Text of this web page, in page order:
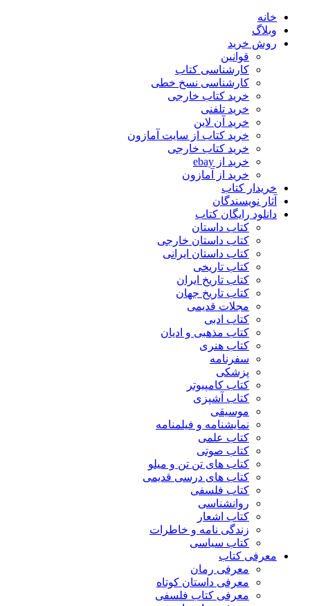
خانه
وبلاگ
روش خرید
قوانین
کارشناسی کتاب
کارشناسی نسخ خطی
خرید کتاب خارجی
خرید تلفنی
خرید آن لاین
خرید کتاب از سایت آمازون
خرید کتاب خارجی
خرید از ebay
خرید از آمازون
خریدار کتاب
آثار نویسندگان
دانلود رایگان کتاب
کتاب داستان
کتاب داستان خارجی
کتاب داستان ایرانی
کتاب تاریخی
کتاب تاریخ ایران
کتاب تاریخ جهان
مجلات قدیمی
کتاب ادبی
کتاب مذهبی و ادیان
کتاب هنری
سفرنامه
پزشکی
کتاب کامپیوتر
کتاب آشپزی
موسیقی
نمایشنامه و فیلمنامه
کتاب علمی
کتاب صوتی
کتاب های تن تن و میلو
کتاب های درسی قدیمی
کتاب فلسفی
روانشناسی
کتاب اشعار
زندگی نامه و خاطرات
کتاب سیاسی
معرفی کتاب
معرفی رمان
معرفی داستان کوتاه
معرفی کتاب فلسفی